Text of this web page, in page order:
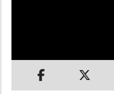
IMPRESO